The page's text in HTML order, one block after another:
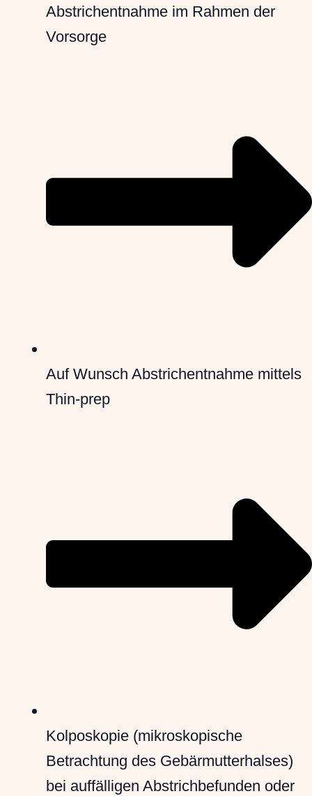
Abstrichentnahme im Rahmen der
Vorsorge
Auf Wunsch Abstrichentnahme mittels
Thin-prep
Kolposkopie (mikroskopische
Betrachtung des Gebärmutterhalses)
bei auffälligen Abstrichbefunden oder